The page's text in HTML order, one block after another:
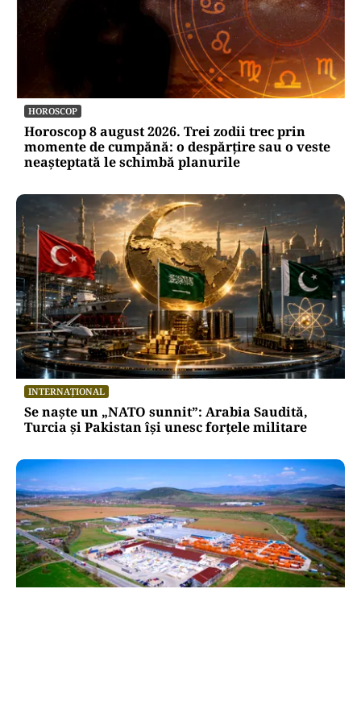
HOROSCOP
Horoscop 8 august 2026. Trei zodii trec prin
momente de cumpănă: o despărțire sau o veste
neașteptată le schimbă planurile
INTERNAȚIONAL
Se naște un „NATO sunnit”: Arabia Saudită,
Turcia și Pakistan își unesc forțele militare